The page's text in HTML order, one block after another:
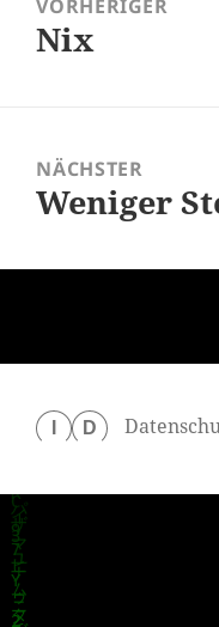
VORHERIGER
Vorheriger
Nix
NÄCHSTER
Nächster
Weniger
D